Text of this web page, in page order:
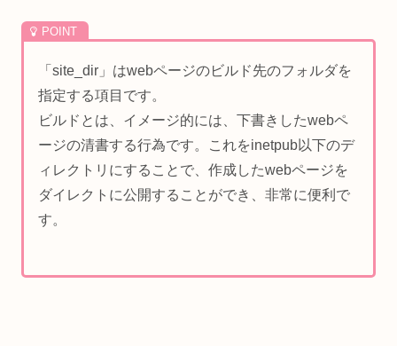
「site_dir」はwebページのビルド先のフォルダを
指定する項目です。
ビルドとは、イメージ的には、下書きしたwebペ
ージの清書する行為です。これをinetpub以下のデ
ィレクトリにすることで、作成したwebページを
ダイレクトに公開することができ、非常に便利で
す。